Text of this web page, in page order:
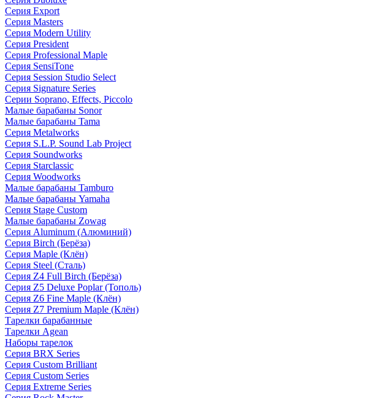
Серия Export
Серия Masters
Серия Modern Utility
Серия President
Серия Professional Maple
Серия SensiTone
Серия Session Studio Select
Серия Signature Series
Серии Soprano, Effects, Piccolo
Малые барабаны Sonor
Малые барабаны Tama
Серия Metalworks
Серия S.L.P. Sound Lab Project
Серия Soundworks
Серия Starclassic
Серия Woodworks
Малые барабаны Tamburo
Малые барабаны Yamaha
Серия Stage Custom
Малые барабаны Zowag
Серия Aluminum (Алюминий)
Серия Birch (Берёза)
Серия Maple (Клён)
Серия Steel (Сталь)
Серия Z4 Full Birch (Берёза)
Серия Z5 Deluxe Poplar (Тополь)
Серия Z6 Fine Maple (Клён)
Серия Z7 Premium Maple (Клён)
Тарелки барабанные
Тарелки Agean
Наборы тарелок
Серия BRX Series
Серия Custom Brilliant
Серия Custom Series
Серия Extreme Series